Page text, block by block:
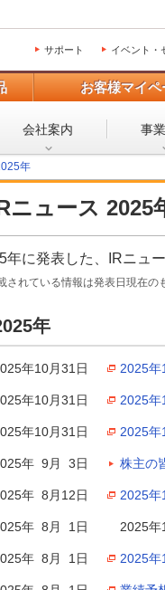
サポート イベント・
お客様マイペ
会社案内 事
年
ニュース 2025
年に発表した、IRニュ
されている情報は発表日現在の
年
年10月31日 2025年
年10月31日 2025年
年10月31日 2025年
年 9月 3日 株主の
年 8月12日 2025年
年 8月 1日 2025年
年 8月 1日 2025年